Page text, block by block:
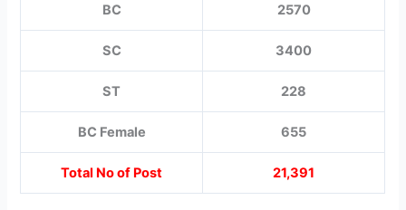
BC 2570
SC 3400
ST 228
BC Female 655
Total No of Post 21,391